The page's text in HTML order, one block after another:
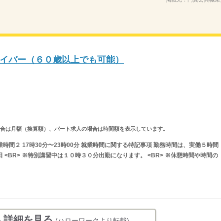
バー（６０歳以上でも可能）
月額（換算額）、パート求人の場合は時間額を表示しています。
間２ 17時30分〜23時00分 就業時間に関する特記事項 勤務時間は、実働５時間
<BR> ※特別講習中は１０時３０分出勤になります。 <BR> ※休憩時間や時間の